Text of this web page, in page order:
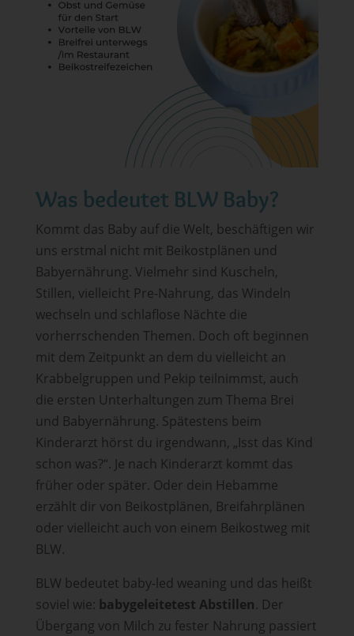
Was bedeutet BLW Baby?
Kommt das Baby auf die Welt, beschäftigen wir
uns erstmal nicht mit Beikostplänen und
Babyernährung. Vielmehr sind Kuscheln,
Stillen, vielleicht Pre-Nahrung, das Windeln
wechseln und schlaflose Nächte die
vorherrschenden Themen. Doch oft beginnen
mit dem Zeitpunkt an dem du vielleicht an
Krabbelgruppen und Pekip teilnimmst, auch
die ersten Unterhaltungen zum Thema Brei
und Babyernährung. Spätestens beim
Kinderarzt hörst du irgendwann, „Isst das Kind
schon was?“. Je nach Kinderarzt kommt das
früher oder später. Oder dein Hebamme
erzählt dir von Beikostplänen, Breifahrplänen
oder vielleicht auch von einem Beikostweg mit
BLW.
BLW bedeutet baby-led weaning und das heißt
soviel wie: babygeleitetest Abstillen. Der
Übergang von Milch zu fester Nahrung passiert